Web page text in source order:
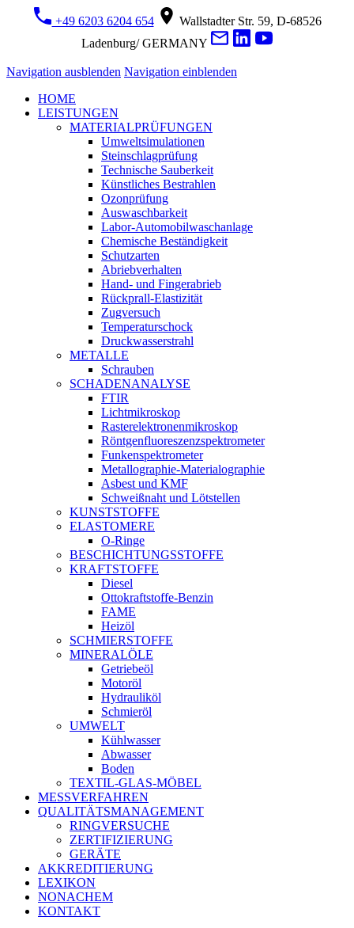
+49 6203 6204 654
Wallstadter Str. 59, D-68526
Ladenburg/ GERMANY
Navigation ausblenden Navigation einblenden
HOME
LEISTUNGEN
MATERIALPRÜFUNGEN
Umweltsimulationen
Steinschlagprüfung
Technische Sauberkeit
Künstliches Bestrahlen
Ozonprüfung
Auswaschbarkeit
Labor-Automobilwaschanlage
Chemische Beständigkeit
Schutzarten
Abriebverhalten
Hand- und Fingerabrieb
Rückprall-Elastizität
Zugversuch
Temperaturschock
Druckwasserstrahl
METALLE
Schrauben
SCHADENANALYSE
FTIR
Lichtmikroskop
Rasterelektronenmikroskop
Röntgenfluoreszenzspektrometer
Funkenspektrometer
Metallographie-Materialographie
Asbest und KMF
Schweißnaht und Lötstellen
KUNSTSTOFFE
ELASTOMERE
O-Ringe
BESCHICHTUNGSSTOFFE
KRAFTSTOFFE
Diesel
Ottokraftstoffe-Benzin
FAME
Heizöl
SCHMIERSTOFFE
MINERALÖLE
Getriebeöl
Motoröl
Hydrauliköl
Schmieröl
UMWELT
Kühlwasser
Abwasser
Boden
TEXTIL-GLAS-MÖBEL
MESSVERFAHREN
QUALITÄTSMANAGEMENT
RINGVERSUCHE
ZERTIFIZIERUNG
GERÄTE
AKKREDITIERUNG
LEXIKON
NONACHEM
KONTAKT